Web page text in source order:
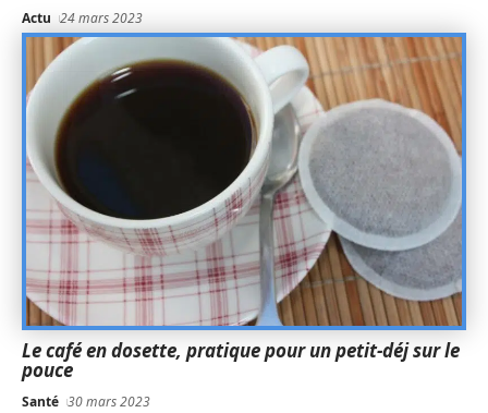
Actu 24 mars 2023
Le café en dosette, pratique pour un petit-déj sur le
pouce
Santé 30 mars 2023